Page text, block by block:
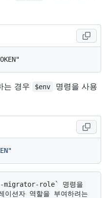
는 경우 $env
명령을 사용
이션자 역할을 부여하려는